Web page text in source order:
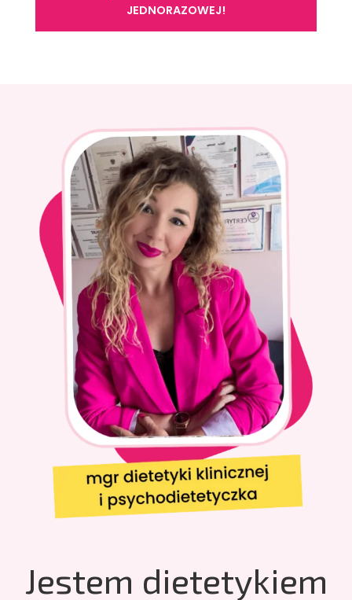
JEDNORAZOWEJ!
Jestem dietetykiem